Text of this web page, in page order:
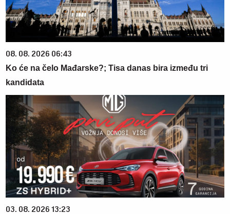
08. 08. 2026 06:43
Ko će na čelo Mađarske?; Tisa danas bira između tri
kandidata
03. 08. 2026 13:23